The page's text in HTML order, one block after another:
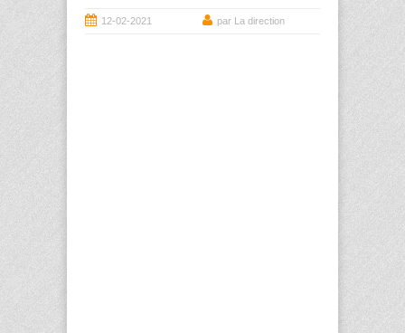
12-02-2021 par La direction